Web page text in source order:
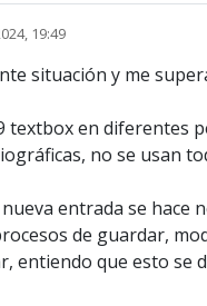
19:49
situación y me
en diferentes
no se usan
nueva entrada se
de guardar,
entiendo que esto se